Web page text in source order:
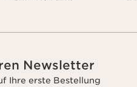
Newsletter
Ihre erste Bestellung